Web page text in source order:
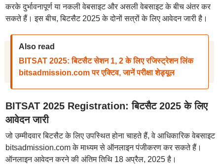
करके दुर्भावनापूर्ण या नकली वेबसाइट और असली वेबसाइट के बीच अंतर कर
सकते हैं। इस बीच, बिटसैट 2025 के दोनों सत्रों के लिए आवेदन जारी है।
Also read
BITSAT 2025: बिटसैट सेशन 1, 2 के लिए रजिस्ट्रेशन लिंक
bitsadmission.com पर एक्टिव, जानें परीक्षा शेड्यूल
BITSAT 2025 Registration: बिटसैट 2025 के लिए
आवेदन जारी
जो उम्मीदवार बिटसैट के लिए उपस्थित होना चाहते हैं, वे आधिकारिक वेबसाइट
bitsadmission.com के माध्यम से ऑनलाइन पंजीकरण कर सकते हैं।
ऑनलाइन आवेदन करने की अंतिम तिथि 18 अप्रैल, 2025 है।